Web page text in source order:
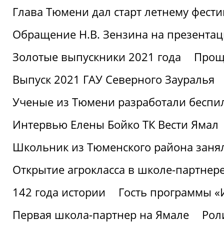
Глава Тюмени дал старт летнему
Обращение Н.В. Зензина на
Золотые выпускники 2021 года
Выпуск 2021 ГАУ Северного Зауралья
Ученые из Тюмени разработали
Интервью Елены Бойко ТК Вести Ямал
Школьник из Тюменского района
Открытие агрокласса в школе-
142 года истории
Гость программы
Первая школа-партнер на Ямале